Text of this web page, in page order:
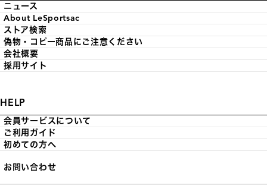
ニュース
About LeSportsac
ストア検索
偽物・コピー商品にご注意ください
会社概要
採用サイト
HELP
会員サービスについて
ご利用ガイド
初めての方へ
お問い合わせ